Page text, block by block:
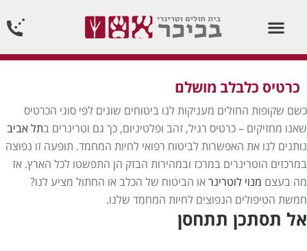
כרטיס כלבלב מושלם
כשם שקופות החולים מעניקות לנו ביטוחים שונים לפי סוגי הכרטיס
שאנו מחזיקים – כרטיס רגיל, זהב ופלטיניום, כך גם וטרינרים בתל אביב
נותנים לנו את האפשרות לביטוח רפואי לחיות המחמד. תופעה זו נפוצה
במרכזים הוטרינרים במרכז ובמהירות הבזק הן התפשטו לכל הארץ. אז
מה בעצם מנוי לוטרינר או הביטוח של הכלב או החתול מציע לנו?
חמשת הטיפולים הנפוצים לחיות המחמד שלנו.
אל תסתכן תתחסן